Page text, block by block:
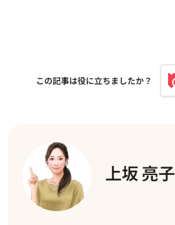
この記事は役に立ちましたか？
上坂 亮子